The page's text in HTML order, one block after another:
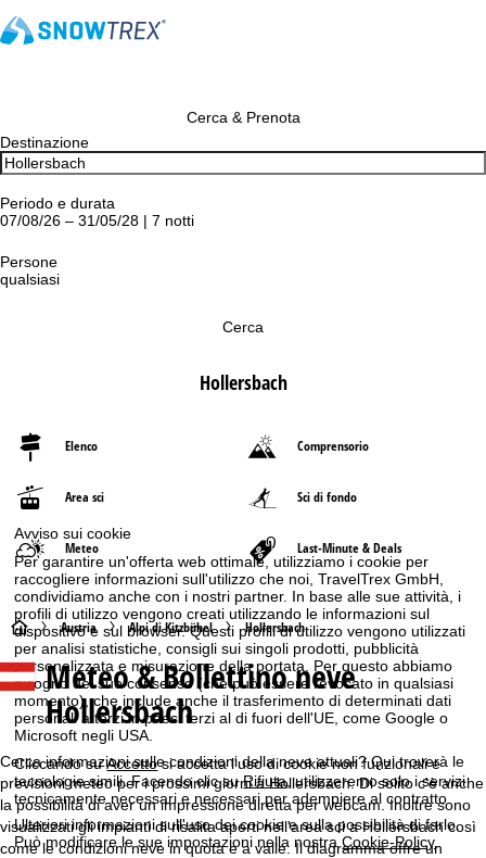
Avviso sui cookie
Per garantire un'offerta web ottimale, utilizziamo i cookie per
raccogliere informazioni sull'utilizzo che noi, TravelTrex GmbH,
condividiamo anche con i nostri partner. In base alle sue attività, i
profili di utilizzo vengono creati utilizzando le informazioni sul
dispositivo e sul browser. Questi profili di utilizzo vengono utilizzati
per analisi statistiche, consigli sui singoli prodotti, pubblicità
personalizzata e misurazione della portata. Per questo abbiamo
bisogno del suo consenso (che può essere revocato in qualsiasi
momento), che include anche il trasferimento di determinati dati
personali a terzi in paesi terzi al di fuori dell'UE, come Google o
Microsoft negli USA.
Cliccando suAccettosi accetta l'uso di cookie non funzionali e
tecnologie simili. Facendo clic suRifiuta, utilizzeremo solo i servizi
tecnicamente necessari e necessari per adempiere al contratto.
Ulteriori informazioni sull'uso dei cookie e sulla possibilità di farlo.
Può modificare le sue impostazioni nella nostraCookie-Policy.
Cerca & Prenota
Destinazione
Periodo e durata
07/08/26 – 31/05/28 | 7 notti
Persone
qualsiasi
Cerca
Hollersbach
Elenco Comprensorio
Area sci Sci di fondo
Meteo Last-Minute & Deals
H
o
m
e
p
a
Austria Alpi di Kitzbühel Hollersbach
Meteo & Bollettino neve
Hollersbach
Cerca informazioni sulle condizioni della neve attuali? Qui troverà le
previsioni meteo per i prossimi giorni a Hollersbach. Di solito c'è anche
la possibilità di aver un impressione diretta per webcam. Inoltre sono
visualizzati gli impianti di risalita aperti nell'area sci a Hollersbach così
come le condizioni neve in quota e a valle. Il diagramma offre un